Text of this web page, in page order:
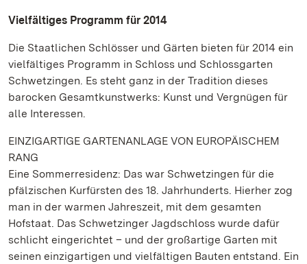
Vielfältiges Programm für 2014
Die Staatlichen Schlösser und Gärten bieten für 2014 ein
vielfältiges Programm in Schloss und Schlossgarten
Schwetzingen. Es steht ganz in der Tradition dieses
barocken Gesamtkunstwerks: Kunst und Vergnügen für
alle Interessen.
EINZIGARTIGE GARTENANLAGE VON EUROPÄISCHEM
RANG
Eine Sommerresidenz: Das war Schwetzingen für die
pfälzischen Kurfürsten des 18. Jahrhunderts. Hierher zog
man in der warmen Jahreszeit, mit dem gesamten
Hofstaat. Das Schwetzinger Jagdschloss wurde dafür
schlicht eingerichtet – und der großartige Garten mit
seinen einzigartigen und vielfältigen Bauten entstand. Ein